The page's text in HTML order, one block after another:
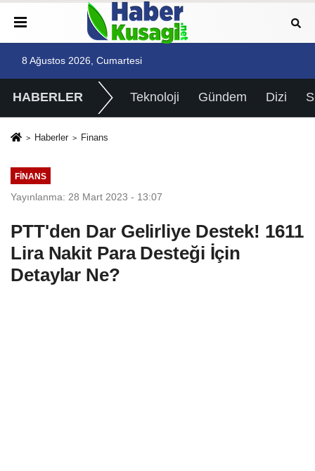
8 Ağustos 2026, Cumartesi
HABERLER Teknoloji Gündem Dizi
Haberler Finans
FINANS
Yayınlanma: 28 Mart 2023 - 13:07
PTT'den Dar Gelirliye Destek! 1611
Lira Nakit Para Desteği İçin
Detaylar Ne?